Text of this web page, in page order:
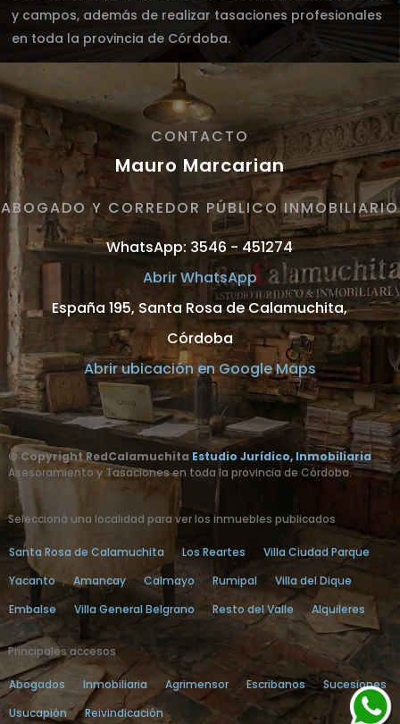
y campos, además de realizar tasaciones profesionales
en toda la provincia de Córdoba.
CONTACTO
Mauro Marcarian
ABOGADO Y CORREDOR PÚBLICO INMOBILIARIO
WhatsApp: 3546 - 451274
Abrir WhatsApp
España 195, Santa Rosa de Calamuchita,
Córdoba
Abrir ubicación en Google Maps
© Copyright RedCalamuchita Estudio Jurídico, Inmobiliaria
Asesoramiento y Tasaciones en toda la provincia de Córdoba.
Seleccioná una localidad para ver los inmuebles publicados
Santa Rosa de Calamuchita Los Reartes
Villa Ciudad Parque
Yacanto
Amancay Calmayo Rumipal
Villa del Dique
Embalse
Villa General Belgrano Resto del Valle Alquileres
Principales accesos
Abogados Inmobiliaria Agrimensor Escribanos
Sucesiones
Usucapión
Reivindicación